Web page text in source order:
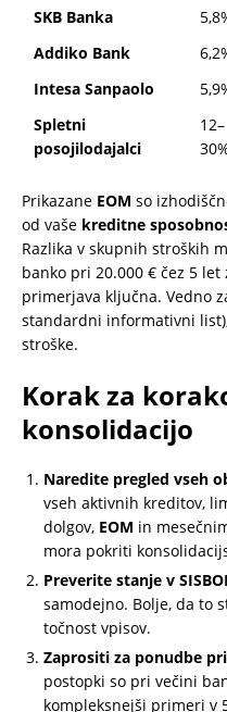
SKB Banka
Addiko Bank
Intesa Sanpaolo
Spletni
posojilodajalci
12–
Prikazane EOM so
od vaše kreditne
Razlika v skupnih stroških
banko pri 20.000 € čez 5
primerjava ključna. Vedno
standardni informativni
stroške.
Korak za
konsolidacijo
Naredite pregled vseh
vseh aktivnih kreditov,
dolgov, EOM in
mora pokriti
Preverite stanje v
samodejno. Bolje, da to
točnost vpisov.
Zaprositi za ponudbe
postopki so pri večini
kompleksnejši primeri v